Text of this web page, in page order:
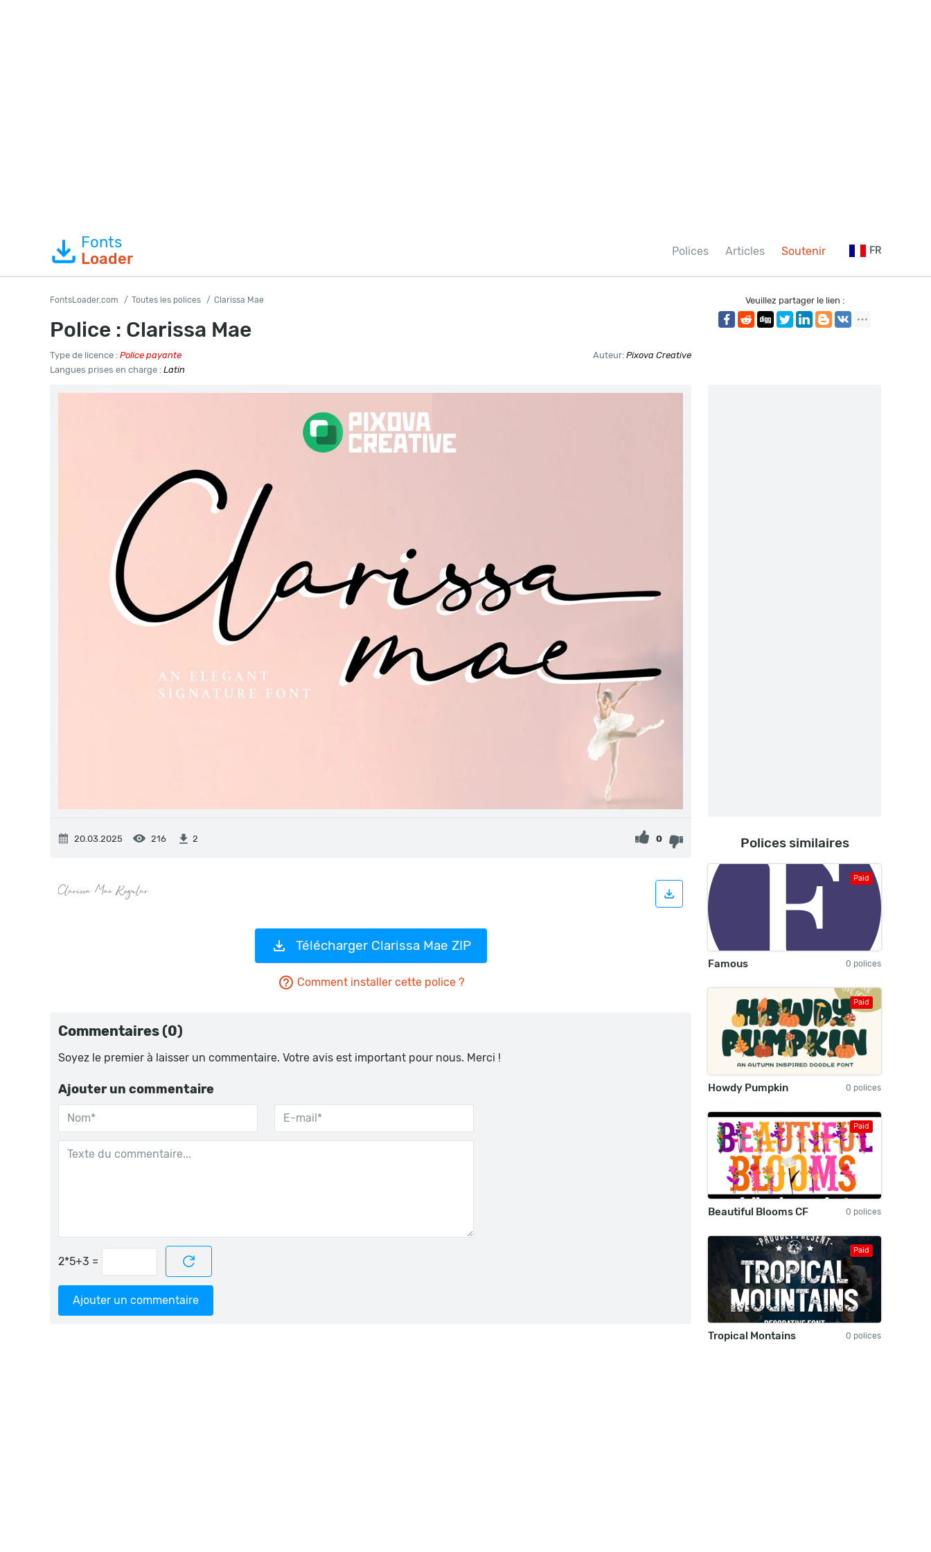
Fonts
Loader
Polices Articles Soutenir FR
FontsLoader.com Toutes les polices Clarissa Mae
Police : Clarissa Mae
Type de licence : Police payante Auteur: Pixova Creative
Langues prises en charge : Latin
Veuillez partager le lien :
20.03.2025 216 2 0
Télécharger Clarissa Mae ZIP
Comment installer cette police ?
Commentaires (0)
Soyez le premier à laisser un commentaire. Votre avis est important pour nous. Merci !
Ajouter un commentaire
=
Ajouter un commentaire
Polices similaires
Paid
Famous 0 polices
Paid
Howdy Pumpkin 0 polices
Paid
Beautiful Blooms CF 0 polices
Paid
Tropical Montains 0 polices